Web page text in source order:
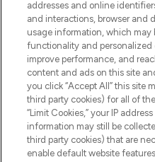
otrzyma
z Sunday
Zgoda
Do Not Sell or
POMOC &
addresses and online
and interactions, browser and
usage information, which may
functionality and personalized
improve performance, and
content and ads on this site
you click “Accept All” this site
third party cookies) for all of
“Limit Cookies,” your IP
information may still be
third party cookies) that are
enable default website